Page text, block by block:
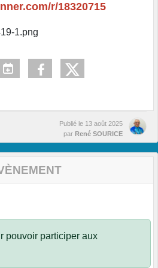
r/18320715
Publié le 13 août 2025
par René SOURICE
pouvoir participer aux